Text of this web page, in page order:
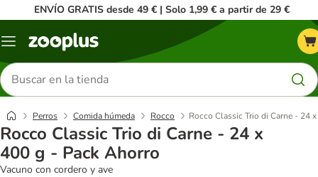
ENVÍO GRATIS desde 49 € | Solo 1,99 € a partir de 29 €
Menú
Buscar
productos
Perros Comida húmeda Rocco Rocco Classic Trio di Carne - 24
Rocco Classic Trio di Carne - 24 x
400 g - Pack Ahorro
Vacuno con cordero y ave